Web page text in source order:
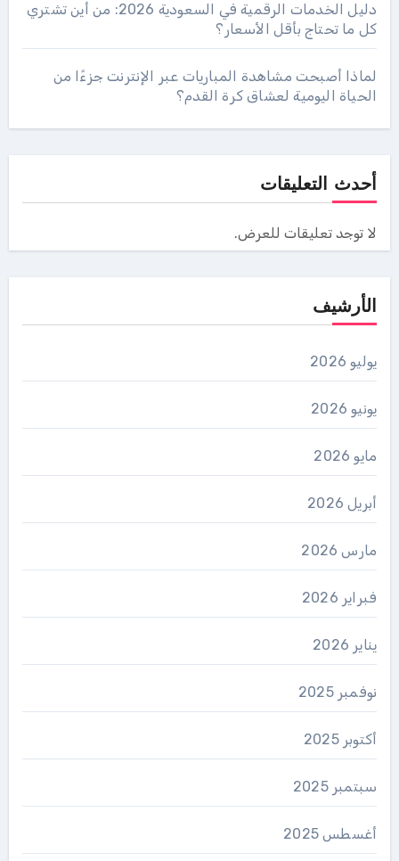
دليل الخدمات الرقمية في السعودية 2026: من أين تشتري
كل ما تحتاج بأقل الأسعار؟
لماذا أصبحت مشاهدة المباريات عبر الإنترنت جزءًا من
الحياة اليومية لعشاق كرة القدم؟
أحدث التعليقات
لا توجد تعليقات للعرض.
الأرشيف
يوليو 2026
يونيو 2026
مايو 2026
أبريل 2026
مارس 2026
فبراير 2026
يناير 2026
نوفمبر 2025
أكتوبر 2025
سبتمبر 2025
أغسطس 2025